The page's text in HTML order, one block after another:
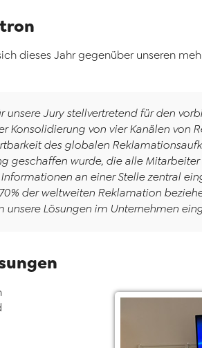
dieses Jahr gegenüber unseren
Jury stellvertretend für den
Konsolidierung von vier Kanälen von
des globalen
geschaffen wurde, die alle
an einer Stelle zentral
der weltweiten Reklamation
Lösungen im Unternehmen